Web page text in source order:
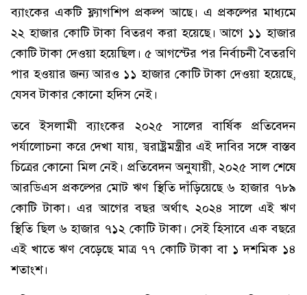
ব্যাংকের একটি ফ্ল্যাগশিপ প্রকল্প আছে। এ প্রকল্পের মাধ্যমে
২২ হাজার কোটি টাকা বিতরণ করা হয়েছে। আগে ১১ হাজার
কোটি টাকা দেওয়া হয়েছিল। ৫ আগস্টের পর নির্বাচনী বৈতরণি
পার হওয়ার জন্য আরও ১১ হাজার কোটি টাকা দেওয়া হয়েছে,
যেসব টাকার কোনো হদিস নেই।
তবে ইসলামী ব্যাংকের ২০২৫ সালের বার্ষিক প্রতিবেদন
পর্যালোচনা করে দেখা যায়, স্বরাষ্ট্রমন্ত্রীর এই দাবির সঙ্গে বাস্তব
চিত্রের কোনো মিল নেই। প্রতিবেদন অনুযায়ী, ২০২৫ সাল শেষে
আরডিএস প্রকল্পের মোট ঋণ স্থিতি দাঁড়িয়েছে ৬ হাজার ৭৮৯
কোটি টাকা। এর আগের বছর অর্থাৎ ২০২৪ সালে এই ঋণ
স্থিতি ছিল ৬ হাজার ৭১২ কোটি টাকা। সেই হিসাবে এক বছরে
এই খাতে ঋণ বেড়েছে মাত্র ৭৭ কোটি টাকা বা ১ দশমিক ১৪
শতাংশ।